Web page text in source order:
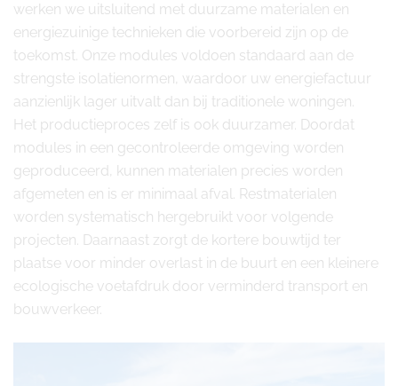
werken we uitsluitend met duurzame materialen en
energiezuinige technieken die voorbereid zijn op de
toekomst. Onze modules voldoen standaard aan de
strengste isolatienormen, waardoor uw energiefactuur
aanzienlijk lager uitvalt dan bij traditionele woningen.
Het productieproces zelf is ook duurzamer. Doordat
modules in een gecontroleerde omgeving worden
geproduceerd, kunnen materialen precies worden
afgemeten en is er minimaal afval. Restmaterialen
worden systematisch hergebruikt voor volgende
projecten. Daarnaast zorgt de kortere bouwtijd ter
plaatse voor minder overlast in de buurt en een kleinere
ecologische voetafdruk door verminderd transport en
bouwverkeer.